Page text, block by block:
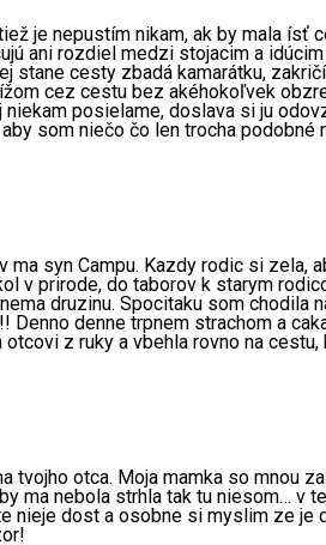
je nepustím nikam, ak by mala
ani rozdiel medzi stojacim a
stane cesty zbadá kamarátku,
cez cestu bez akéhokoľvek
niekam posielame, doslava si ju
som niečo čo len trocha
ma syn Campu. Kazdy rodic si
v prirode, do taborov k starym
druzinu. Spocitaku som
Denno denne trpnem strachom a
z ruky a vbehla rovno na
tvojho otca. Moja mamka so mnou
ma nebola strhla tak tu niesom…
nieje dost a osobne si myslim ze